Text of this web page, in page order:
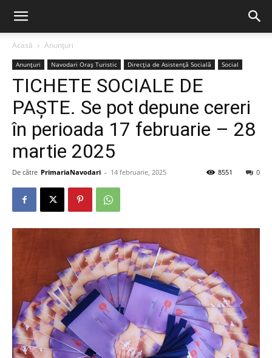
Acasă Anunțuri
Anunțuri Navodari Oraș Turistic Direcția de Asistență Socială Social
TICHETE SOCIALE DE
PAȘTE. Se pot depune cereri
în perioada 17 februarie – 28
martie 2025
De către PrimariaNavodari - 14 februarie, 2025 0
8551